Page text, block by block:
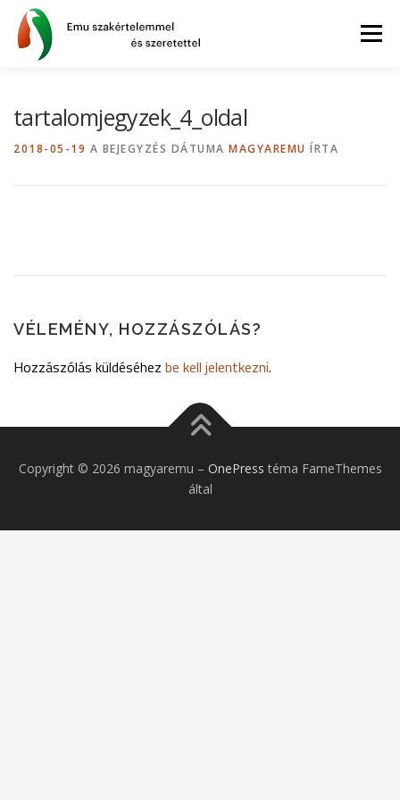
Tovább
tartalomhoz
Menü
tartalomjegyzek_4_oldal
2018-05-19 A BEJEGYZÉS DÁTUMA MAGYAREMU ÍRTA
VÉLEMÉNY, HOZZÁSZÓLÁS?
Hozzászólás küldéséhez be kell jelentkezni.
Copyright © 2026 magyaremu – OnePress téma FameThemes
által